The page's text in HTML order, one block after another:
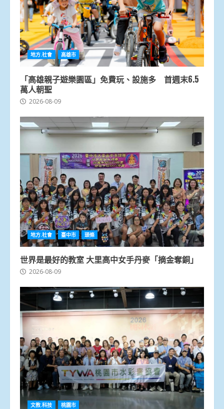
地方.社會 高雄市
「高雄親子遊樂園區」免費玩、設施多 首週末6.5
萬人朝聖
2026-08-09
地方.社會 臺中市 頭條
世界是最好的教室 大里高中女手丹麥「摘金奪銅」
2026-08-09
文教.科技 桃園市